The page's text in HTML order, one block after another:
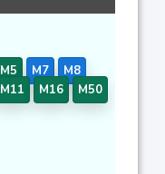
M5 M7
M8
M11 M16 M50